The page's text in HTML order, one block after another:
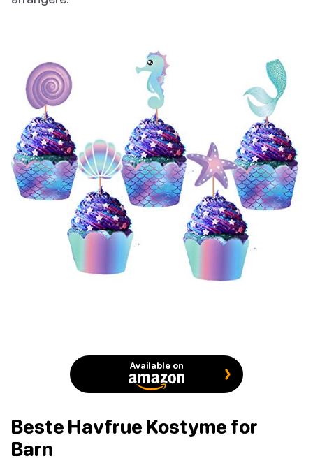
Available on
Beste Havfrue Kostyme for
Barn